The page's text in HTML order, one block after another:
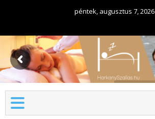
péntek, augusztus 7, 2026